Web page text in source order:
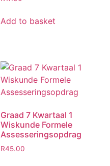
Add to basket
Graad 7 Kwartaal 1
Wiskunde Formele
Assesseringsopdrag
R45.00